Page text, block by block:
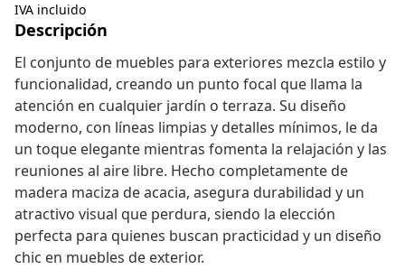
IVA incluido
Descripción
El conjunto de muebles para exteriores mezcla estilo y
funcionalidad, creando un punto focal que llama la
atención en cualquier jardín o terraza. Su diseño
moderno, con líneas limpias y detalles mínimos, le da
un toque elegante mientras fomenta la relajación y las
reuniones al aire libre. Hecho completamente de
madera maciza de acacia, asegura durabilidad y un
atractivo visual que perdura, siendo la elección
perfecta para quienes buscan practicidad y un diseño
chic en muebles de exterior.